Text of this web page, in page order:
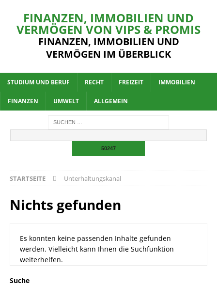
FINANZEN, IMMOBILIEN UND
VERMÖGEN VON VIPS & PROMIS
FINANZEN, IMMOBILIEN UND
VERMÖGEN IM ÜBERBLICK
STUDIUM UND BERUF RECHT FREIZEIT IMMOBILIEN
FINANZEN UMWELT ALLGEMEIN
STARTSEITE Unterhaltungskanal
Nichts gefunden
Es konnten keine passenden Inhalte gefunden
werden. Vielleicht kann Ihnen die Suchfunktion
weiterhelfen.
Suche